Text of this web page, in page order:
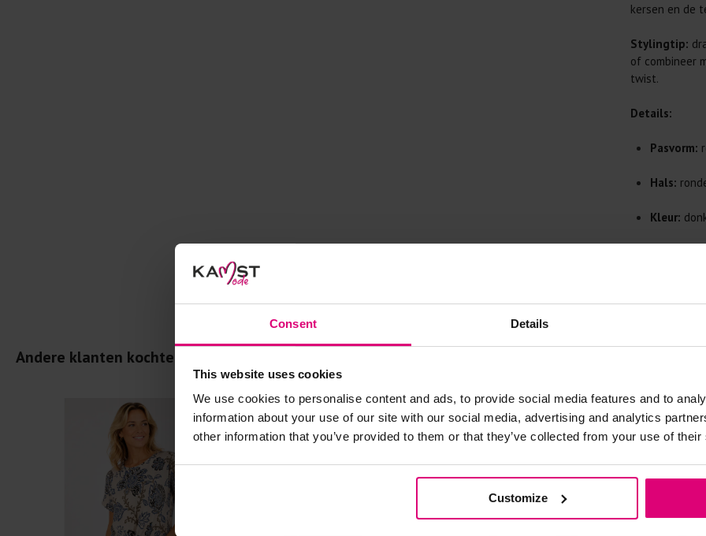
Consent Details
This website uses cookies
We use cookies to personalise content and ads, to provide social media features and to
information about your use of our site with our social media, advertising and analytics
other information that you’ve provided to them or that they’ve collected from your use of
Customize
Was
Wees
genoeg.
al prima.
kreuken/
Gebruik
Selecteer
Allereerst:
Was in de
voorkomt
Droog het
Controleer
kledingstuk
kersen en de
Stylingtip:
of combineer
twist.
Details:
Pasvorm:
Hals:
Kleur:
Andere klanten kochten dit ook
- 30%